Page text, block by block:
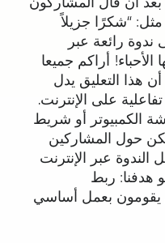
مثل: “شكرًا جزيلاً
رائعة عبر
الأحباء! أراكم جميعا
هذا التعليق يدل
على الإنترنت.
الكمبيوتر أو شريط
حول المشاركين
عبر الإنترنت
هدفنا: ربط
يقومون بعمل أساسي